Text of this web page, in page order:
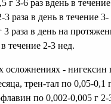
г 3-6 раз вдень в
3 раза в день в течение
3 раза в день на
течение 2-3 нед.
- нигексин
трен-тал по 0,05-0,1
по 0,002-0,005 г 2-